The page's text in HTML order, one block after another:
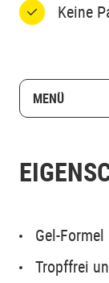
Keine
MENÜ
Gel-Formel
Tropffrei